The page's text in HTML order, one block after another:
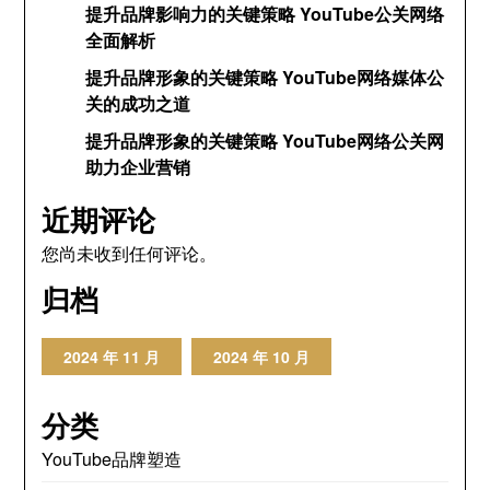
提升品牌影响力的关键策略 YouTube公关网络
全面解析
提升品牌形象的关键策略 YouTube网络媒体公
关的成功之道
提升品牌形象的关键策略 YouTube网络公关网
助力企业营销
近期评论
您尚未收到任何评论。
归档
2024 年 11 月 2024 年 10 月
分类
YouTube品牌塑造